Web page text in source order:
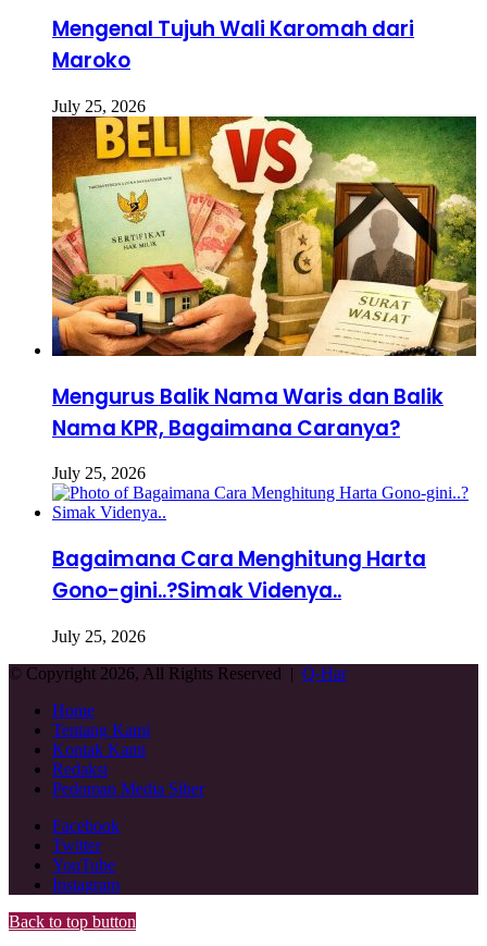
Mengenal Tujuh Wali Karomah dari
Maroko
July 25, 2026
Mengurus Balik Nama Waris dan Balik
Nama KPR, Bagaimana Caranya?
July 25, 2026
Bagaimana Cara Menghitung Harta
Gono-gini..?Simak Videnya..
July 25, 2026
© Copyright 2026, All Rights Reserved | Q-Har
Home
Tentang Kami
Kontak Kami
Redaksi
Pedoman Media Siber
Facebook
Twitter
YouTube
Instagram
Back to top button